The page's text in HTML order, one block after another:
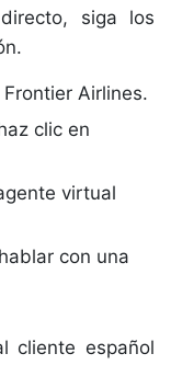
siga los
Airlines.
clic en
virtual
con una
cliente español